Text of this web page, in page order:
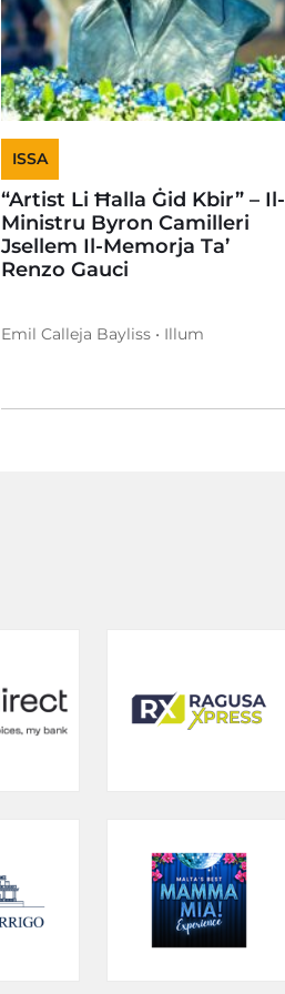
ISSA
“Artist Li Ħalla Ġid Kbir” – Il-
Ministru Byron Camilleri
Jsellem Il-Memorja Ta’
Renzo Gauci
Emil Calleja Bayliss • Illum